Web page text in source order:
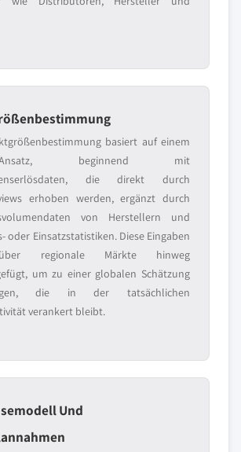
basiert auf einem
Ansatz, beginnend mit
die direkt durch
erhoben werden, ergänzt durch
von Herstellern und
oder Einsatzstatistiken. Diese Eingaben
regionale Märkte hinweg
um zu einer globalen Schätzung
die in der tatsächlichen
verankert bleibt.
Und